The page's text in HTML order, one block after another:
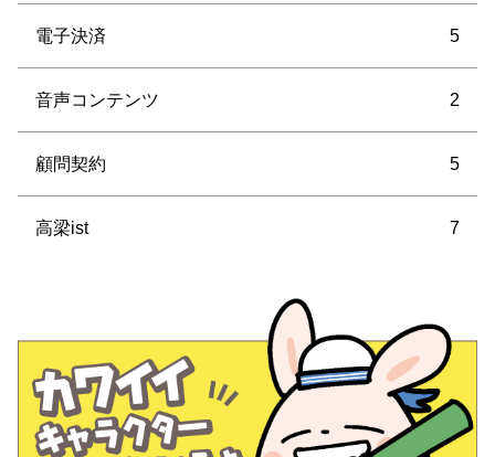
電子決済 5
音声コンテンツ 2
顧問契約 5
高梁ist 7